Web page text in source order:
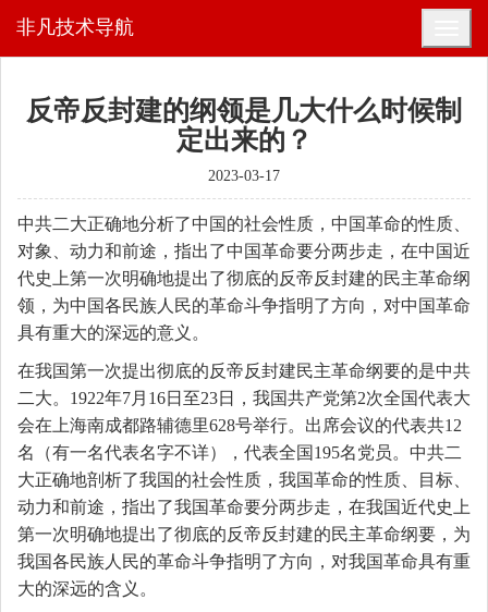
非凡技术导航
反帝反封建的纲领是几大什么时候制
定出来的？
2023-03-17
中共二大正确地分析了中国的社会性质，中国革命的性质、
对象、动力和前途，指出了中国革命要分两步走，在中国近
代史上第一次明确地提出了彻底的反帝反封建的民主革命纲
领，为中国各民族人民的革命斗争指明了方向，对中国革命
具有重大的深远的意义。
在我国第一次提出彻底的反帝反封建民主革命纲要的是中共
二大。1922年7月16日至23日，我国共产党第2次全国代表大
会在上海南成都路辅德里628号举行。出席会议的代表共12
名（有一名代表名字不详），代表全国195名党员。中共二
大正确地剖析了我国的社会性质，我国革命的性质、目标、
动力和前途，指出了我国革命要分两步走，在我国近代史上
第一次明确地提出了彻底的反帝反封建的民主革命纲要，为
我国各民族人民的革命斗争指明了方向，对我国革命具有重
大的深远的含义。